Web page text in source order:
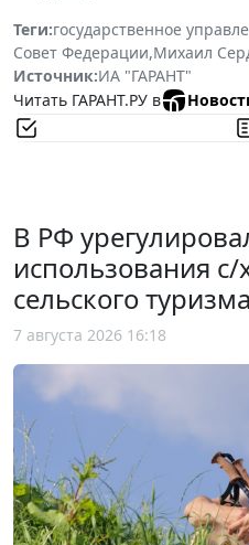
Теги:государственное
Совет Федерации,Михаил
Источник:ИА "ГАРАНТ"
Читать ГАРАНТ.РУ в
В РФ
использования
сельского туризма
7 августа 2026 16:18